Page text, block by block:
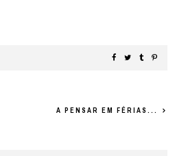
A PENSAR EM FÉRIAS...